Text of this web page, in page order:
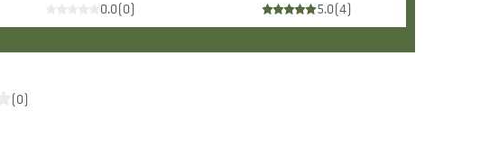
0.0(0) 5.0(4)
(0)